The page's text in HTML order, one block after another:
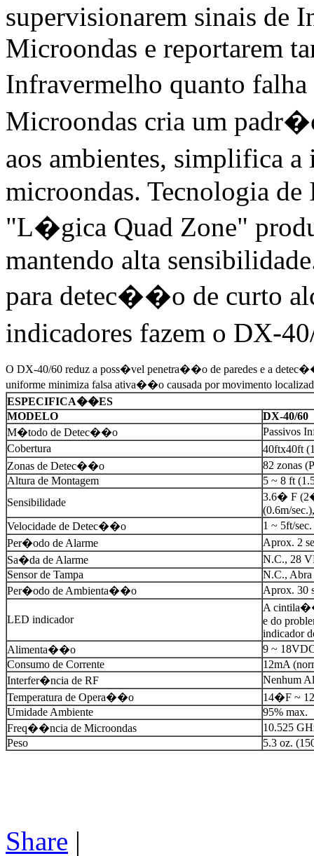
supervisionarem sinais de
Microondas e reportarem
Infravermelho quanto
Microondas cria um
aos ambientes, simplifica
microondas. Tecnologia
"L�gica Quad Zone"
mantendo alta
para detec��o de curto
indicadores fazem o DX-
O DX-40/60 reduz a poss�vel penetra��o de paredes e a
uniforme minimiza falsa ativa��o causada por movimento
ESPECIFICA��ES
MODELO
DX-40/60
M�todo de Detec��o
Passivos
Cobertura
40ftx40ft
Zonas de Detec��o
82 zonas
Altura de Montagem
5 ~ 8 ft
Sensibilidade
3.6� F
(0.6m/
Velocidade de Detec��o
1 ~ 5ft/
Per�odo de Alarme
Aprox. 2
Sa�da de Alarme
N.C., 28
Sensor de Tampa
N.C., Abra
Per�odo de Ambienta��o
Aprox. 30
LED indicador
A
e do
indicador
Alimenta��o
9 ~
Consumo de Corrente
12mA
Interfer�ncia de RF
Nenhum
Temperatura de Opera��o
14�F ~
Umidade Ambiente
95% max.
Freq��ncia de Microondas
10.525
Peso
5.3 oz.
Share |